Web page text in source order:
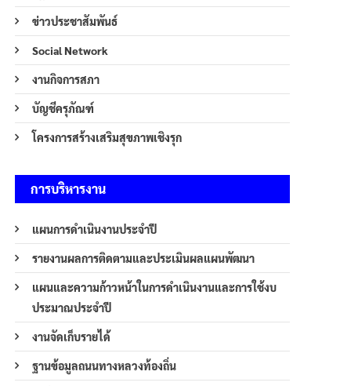
ข่าวประชาสัมพันธ์
Social Network
งานกิจการสภา
บัญชีครุภัณฑ์
โครงการสร้างเสริมสุขภาพเชิงรุก
การบริหารงาน
แผนการดำเนินงานประจำปี
รายงานผลการติดตามและประเมินผลแผนพัฒนา
แผนและความก้าวหน้าในการดำเนินงานและการใช้งบ
ประมาณประจำปี
งานจัดเก็บรายได้
ฐานข้อมูลถนนทางหลวงท้องถิ่น